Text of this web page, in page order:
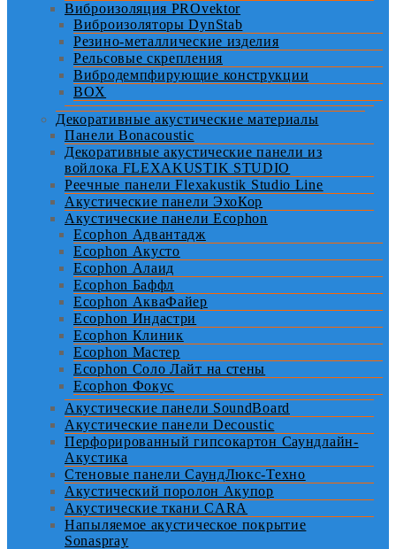
Виброизоляция PROvektor
Виброизоляторы DynStab
Резино-металлические изделия
Рельсовые скрепления
Вибродемпфирующие конструкции
BOX
Декоративные акустические материалы
Панели Bonacoustic
Декоративные акустические панели из
войлока FLEXAKUSTIK STUDIO
Реечные панели Flexakustik Studio Line
Акустические панели ЭхоКор
Акустические панели Ecophon
Ecophon Адвантадж
Ecophon Акусто
Ecophon Алаид
Ecophon Баффл
Ecophon АкваФайер
Ecophon Индастри
Ecophon Клиник
Ecophon Мастер
Ecophon Соло Лайт на стены
Ecophon Фокус
Акустические панели SoundBoard
Акустические панели Decoustic
Перфорированный гипсокартон Саундлайн-
Акустика
Стеновые панели СаундЛюкс-Техно
Акустический поролон Акупор
Акустические ткани CARA
Напыляемое акустическое покрытие
Sonaspray